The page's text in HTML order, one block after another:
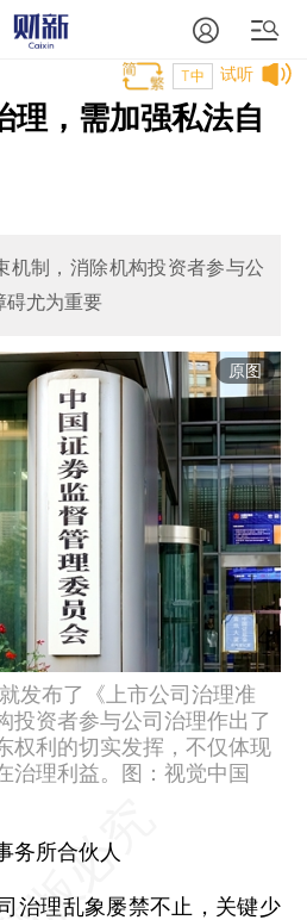
试听
T中
理，需加强私法自
机制，消除机构投资者参与公
碍尤为重要
原图
发布了《上市公司治理准
投资者参与公司治理作出了
权利的切实发挥，不仅体现
治理利益。图：视觉中国
所合伙人
理乱象屡禁不止，关键少